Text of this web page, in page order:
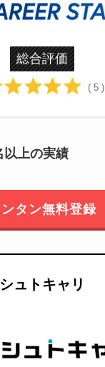
総合評価
( 5 )
以上の実績
ンタン無料登録
シュトキャリ